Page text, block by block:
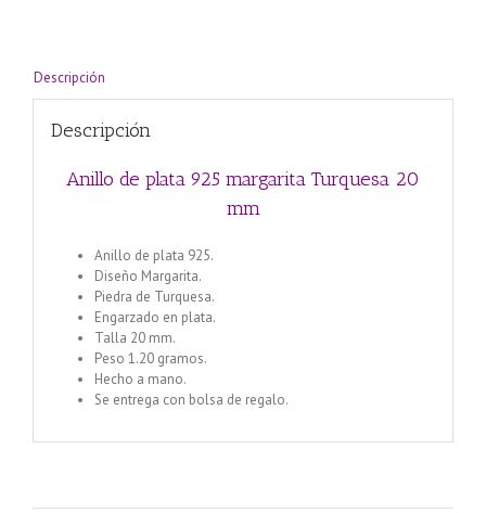
Descripción
Descripción
Anillo de plata 925 margarita Turquesa 20
mm
Anillo de plata 925.
Diseño Margarita.
Piedra de Turquesa.
Engarzado en plata.
Talla 20 mm.
Peso 1.20 gramos.
Hecho a mano.
Se entrega con bolsa de regalo.